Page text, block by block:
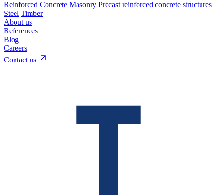
Reinforced Concrete Masonry Precast reinforced concrete structures
Steel Timber
About us
References
Blog
Careers
Contact us